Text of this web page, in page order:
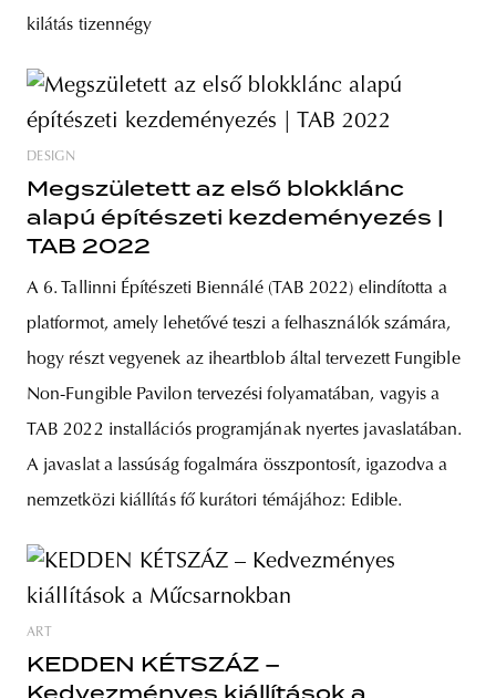
kilátás tizennégy
DESIGN
Megszületett az első blokklánc
alapú építészeti kezdeményezés |
TAB 2022
A 6. Tallinni Építészeti Biennálé (TAB 2022) elindította a
platformot, amely lehetővé teszi a felhasználók számára,
hogy részt vegyenek az iheartblob által tervezett Fungible
Non-Fungible Pavilon tervezési folyamatában, vagyis a
TAB 2022 installációs programjának nyertes javaslatában.
A javaslat a lassúság fogalmára összpontosít, igazodva a
nemzetközi kiállítás fő kurátori témájához: Edible.
ART
KEDDEN KÉTSZÁZ –
Kedvezményes kiállítások a